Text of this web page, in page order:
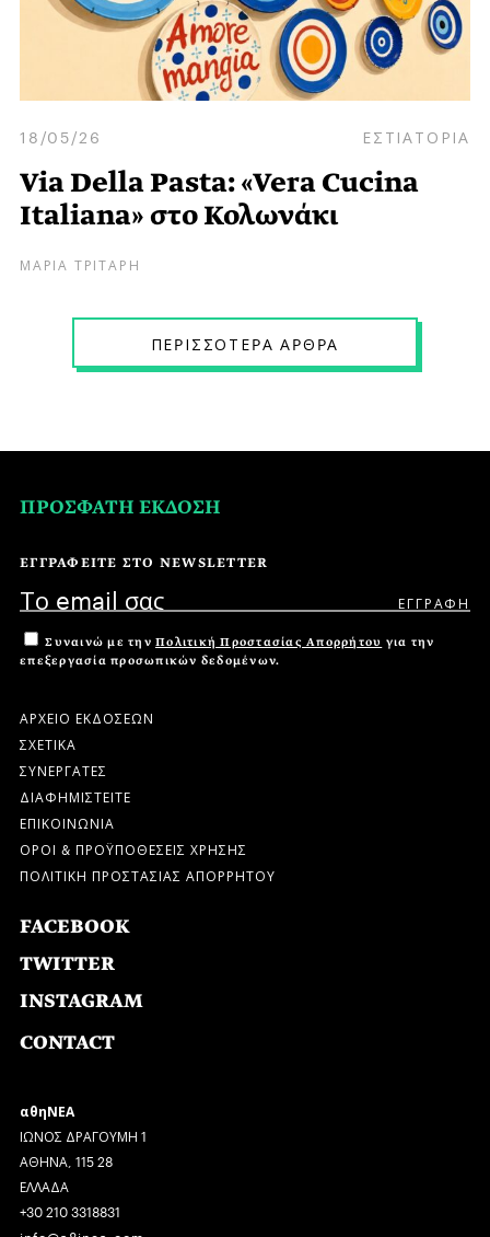
18/05/26 ΕΣΤΙΑΤΟΡΙΑ
Via Della Pasta: «Vera Cucina
Italiana» στο Κολωνάκι
ΜΑΡΙΑ ΤΡΙΤΑΡΗ
ΠΕPΙΣΣΟΤΕPΑ ΑPΘPΑ
ΠΡΟΣΦΑΤΗ ΕΚΔΟΣΗ
ΕΓΓΡΑΦΕΙΤΕ ΣΤΟ NEWSLETTER
Συναινώ με την Πολιτική Προστασίας Απορρήτου για την
επεξεργασία προσωπικών δεδομένων.
ΑΡΧΕΙΟ ΕΚΔΟΣΕΩΝ
ΣΧΕΤΙΚΑ
ΣΥΝΕΡΓΑΤΕΣ
ΔΙΑΦΗΜΙΣΤΕΙΤΕ
ΕΠΙΚΟΙΝΩΝΙΑ
ΟΡΟΙ & ΠΡΟΫΠΟΘΕΣΕΙΣ ΧΡΗΣΗΣ
ΠΟΛΙΤΙΚΗ ΠΡΟΣΤΑΣΙΑΣ ΑΠΟΡΡΗΤΟΥ
FACEBOOK
TWITTER
INSTAGRAM
CONTACT
αθηΝΕΑ
ΙΩΝΟΣ ΔΡΑΓΟΥΜΗ 1
ΑΘΗΝΑ, 115 28
ΕΛΛΑΔΑ
+30 210 3318831